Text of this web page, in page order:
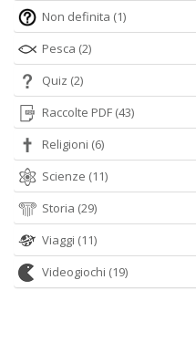
Non definita (1)
Pesca (2)
Quiz (2)
Raccolte PDF (43)
Religioni (6)
Scienze (11)
Storia (29)
Viaggi (11)
Videogiochi (19)